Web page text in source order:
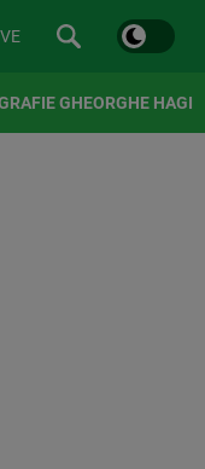
GHEORGHE HAGI